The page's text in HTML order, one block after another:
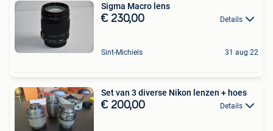
Sigma Macro lens
€ 230,00 Details
Sint-Michiels 31 aug 22
Set van 3 diverse Nikon lenzen + hoes
€ 200,00 Details